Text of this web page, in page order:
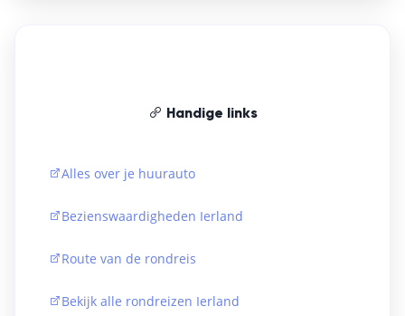
Handige links
Alles over je huurauto
Bezienswaardigheden Ierland
Route van de rondreis
Bekijk alle rondreizen Ierland